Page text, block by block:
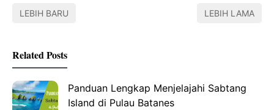
LEBIH BARU LEBIH LAMA
Related Posts
Panduan Lengkap Menjelajahi Sabtang
Island di Pulau Batanes